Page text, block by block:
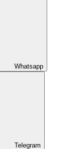
Whatsapp
Telegram